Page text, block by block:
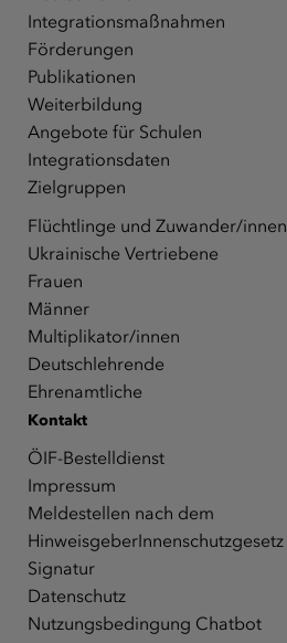
Integrationsmaßnahmen
Förderungen
Publikationen
Weiterbildung
Angebote für Schulen
Integrationsdaten
Zielgruppen
Flüchtlinge und Zuwander/innen
Ukrainische Vertriebene
Frauen
Männer
Multiplikator/innen
Deutschlehrende
Ehrenamtliche
Kontakt
ÖIF-Bestelldienst
Impressum
Meldestellen nach dem
HinweisgeberInnenschutzgesetz
Signatur
Datenschutz
Nutzungsbedingung Chatbot